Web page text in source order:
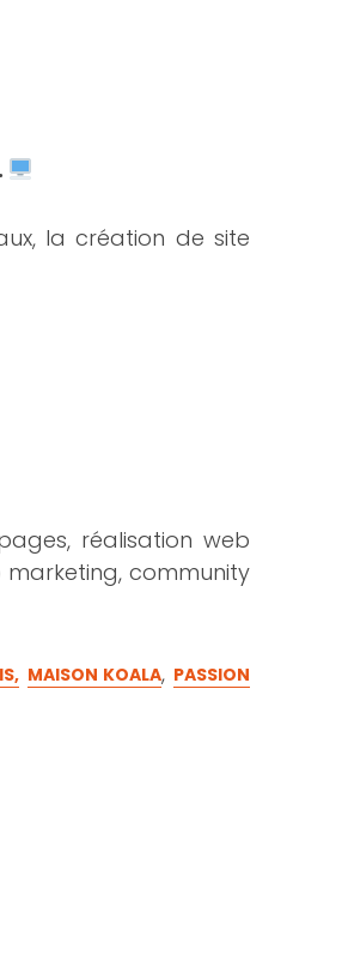
la création de site
réalisation web
marketing, community
MAISON KOALA, PASSION